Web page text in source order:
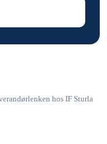
hos IF Sturla